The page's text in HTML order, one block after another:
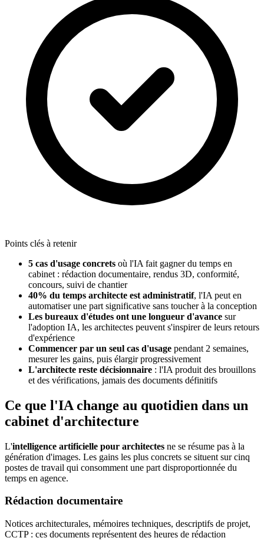
Points clés à retenir
5 cas d'usage concrets où l'IA fait gagner du temps en
cabinet : rédaction documentaire, rendus 3D, conformité,
concours, suivi de chantier
40% du temps architecte est administratif, l'IA peut en
automatiser une part significative sans toucher à la conception
Les bureaux d'études ont une longueur d'avance sur
l'adoption IA, les architectes peuvent s'inspirer de leurs retours
d'expérience
Commencer par un seul cas d'usage pendant 2 semaines,
mesurer les gains, puis élargir progressivement
L'architecte reste décisionnaire : l'IA produit des brouillons
et des vérifications, jamais des documents définitifs
Ce que l'IA change au quotidien dans un
cabinet d'architecture
L'intelligence artificielle pour architectes ne se résume pas à la
génération d'images. Les gains les plus concrets se situent sur cinq
postes de travail qui consomment une part disproportionnée du
temps en agence.
Rédaction documentaire
Notices architecturales, mémoires techniques, descriptifs de projet,
CCTP : ces documents représentent des heures de rédaction